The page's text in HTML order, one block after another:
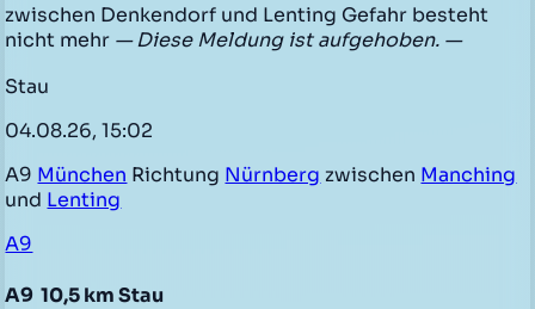
zwischen Denkendorf und Lenting Gefahr besteht
nicht mehr — Diese Meldung ist aufgehoben. —
Stau
04.08.26, 15:02
A9 München Richtung Nürnberg zwischen Manching
und Lenting
A9
A9 10,5 km Stau